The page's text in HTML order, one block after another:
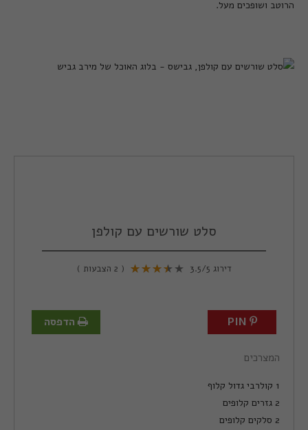
הרוטב ושופכים מעל.
סלט שורשים עם קולפן
דירוג 3.5/5
(
2 הצבעות )
הדפסה
המצרכים
1 קולרבי גדול קלוף
2 גזרים קלופים
2 סלקים קלופים